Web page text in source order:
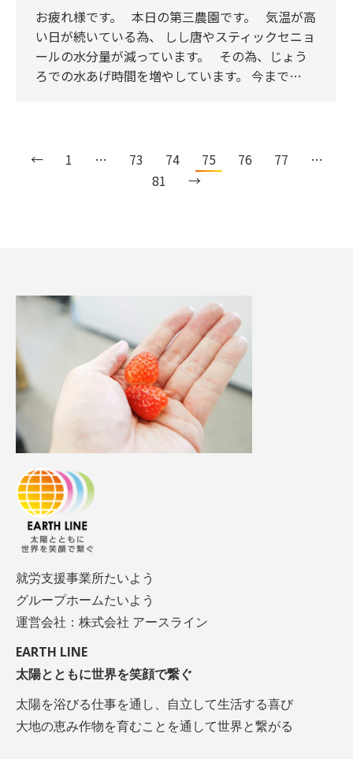
お疲れ様です。 本日の第三農園です。 気温が高
い日が続いている為、 しし唐やスティックセニョ
ールの水分量が減っています。 その為、じょう
ろでの水あげ時間を増やしています。 今まで…
← 1 … 73 74 75 76 77
…
81
→
就労支援事業所たいよう
グループホームたいよう
運営会社：株式会社 アースライン
EARTH LINE
太陽とともに世界を笑顔で繋ぐ
太陽を浴びる仕事を通し、自立して生活する喜び
大地の恵み作物を育むことを通して世界と繋がる